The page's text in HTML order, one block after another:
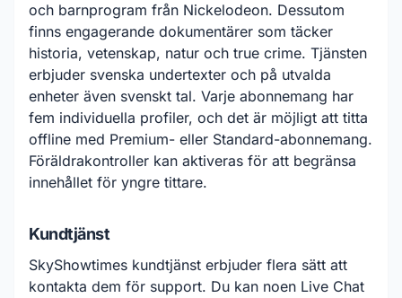
och barnprogram från Nickelodeon. Dessutom
finns engagerande dokumentärer som täcker
historia, vetenskap, natur och true crime. Tjänsten
erbjuder svenska undertexter och på utvalda
enheter även svenskt tal. Varje abonnemang har
fem individuella profiler, och det är möjligt att titta
offline med Premium- eller Standard-abonnemang.
Föräldrakontroller kan aktiveras för att begränsa
innehållet för yngre tittare.
Kundtjänst
SkyShowtimes kundtjänst erbjuder flera sätt att
kontakta dem för support. Du kan noen Live Chat